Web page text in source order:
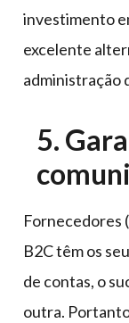
investimento
excelente
administração
5.
Fornecedores
B2C têm os
de contas, o
outra.